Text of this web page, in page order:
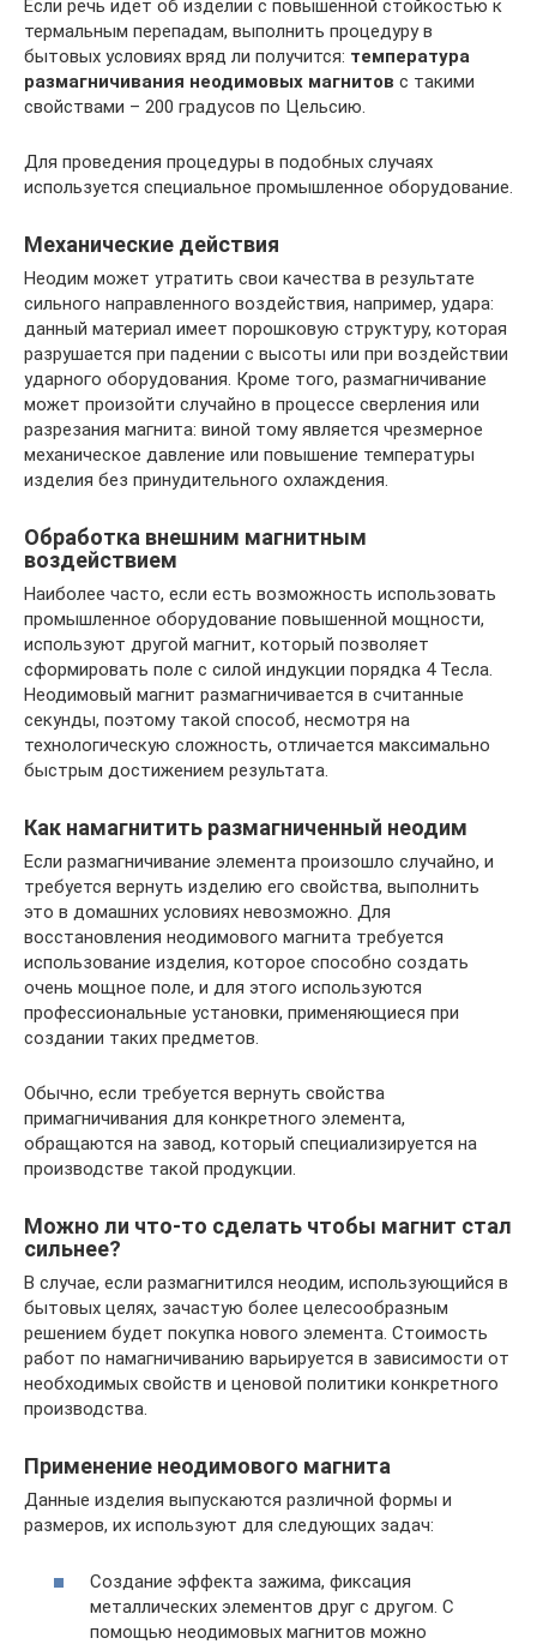
Если речь идет об изделии с повышенной стойкостью к
термальным перепадам, выполнить процедуру в
бытовых условиях вряд ли получится: температура
размагничивания неодимовых магнитов с такими
свойствами – 200 градусов по Цельсию.
Для проведения процедуры в подобных случаях
используется специальное промышленное оборудование.
Механические действия
Неодим может утратить свои качества в результате
сильного направленного воздействия, например, удара:
данный материал имеет порошковую структуру, которая
разрушается при падении с высоты или при воздействии
ударного оборудования. Кроме того, размагничивание
может произойти случайно в процессе сверления или
разрезания магнита: виной тому является чрезмерное
механическое давление или повышение температуры
изделия без принудительного охлаждения.
Обработка внешним магнитным
воздействием
Наиболее часто, если есть возможность использовать
промышленное оборудование повышенной мощности,
используют другой магнит, который позволяет
сформировать поле с силой индукции порядка 4 Тесла.
Неодимовый магнит размагничивается в считанные
секунды, поэтому такой способ, несмотря на
технологическую сложность, отличается максимально
быстрым достижением результата.
Как намагнитить размагниченный неодим
Если размагничивание элемента произошло случайно, и
требуется вернуть изделию его свойства, выполнить
это в домашних условиях невозможно. Для
восстановления неодимового магнита требуется
использование изделия, которое способно создать
очень мощное поле, и для этого используются
профессиональные установки, применяющиеся при
создании таких предметов.
Обычно, если требуется вернуть свойства
примагничивания для конкретного элемента,
обращаются на завод, который специализируется на
производстве такой продукции.
Можно ли что-то сделать чтобы магнит стал
сильнее?
В случае, если размагнитился неодим, использующийся в
бытовых целях, зачастую более целесообразным
решением будет покупка нового элемента. Стоимость
работ по намагничиванию варьируется в зависимости от
необходимых свойств и ценовой политики конкретного
производства.
Применение неодимового магнита
Данные изделия выпускаются различной формы и
размеров, их используют для следующих задач:
Создание эффекта зажима, фиксация
металлических элементов друг с другом. С
помощью неодимовых магнитов можно